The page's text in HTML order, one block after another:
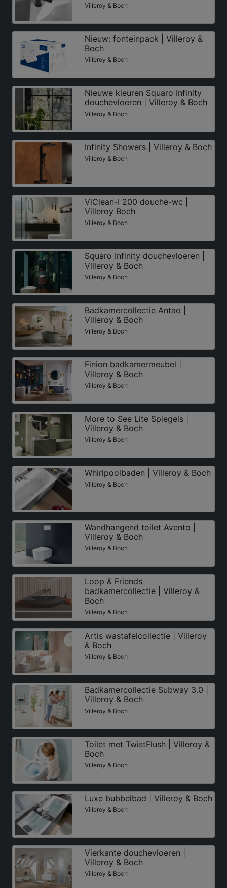
Villeroy & Boch
Nieuw: fonteinpack | Villeroy &
Boch
Villeroy & Boch
Nieuwe kleuren Squaro Infinity
douchevloeren | Villeroy & Boch
Villeroy & Boch
Infinity Showers | Villeroy & Boch
Villeroy & Boch
ViClean-I 200 douche-wc |
Villeroy Boch
Villeroy & Boch
Squaro Infinity douchevloeren |
Villeroy & Boch
Villeroy & Boch
Badkamercollectie Antao |
Villeroy & Boch
Villeroy & Boch
Finion badkamermeubel |
Villeroy & Boch
Villeroy & Boch
More to See Lite Spiegels |
Villeroy & Boch
Villeroy & Boch
Whirlpoolbaden | Villeroy & Boch
Villeroy & Boch
Wandhangend toilet Avento |
Villeroy & Boch
Villeroy & Boch
Loop & Friends
badkamercollectie | Villeroy &
Boch
Villeroy & Boch
Artis wastafelcollectie | Villeroy
& Boch
Villeroy & Boch
Badkamercollectie Subway 3.0 |
Villeroy & Boch
Villeroy & Boch
Toilet met TwistFlush | Villeroy &
Boch
Villeroy & Boch
Luxe bubbelbad | Villeroy & Boch
Villeroy & Boch
Vierkante douchevloeren |
Villeroy & Boch
Villeroy & Boch